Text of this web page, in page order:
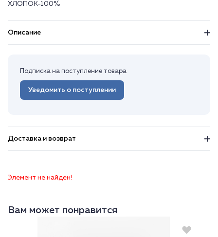
ХЛОПОК-100%
Описание
Подписка на поступление товара
Уведомить о поступлении
Доставка и возврат
Элемент не найден!
Вам может понравится